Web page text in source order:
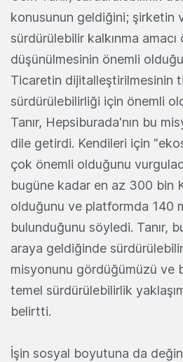
konusunun geldiğini; şirketin
sürdürülebilir kalkınma
düşünülmesinin önemli
Ticaretin dijitalleştirilmesinin
sürdürülebilirliği için önemli
Tanır, Hepsiburada'nın bu
dile getirdi. Kendileri için
çok önemli olduğunu
bugüne kadar en az 300 bin
olduğunu ve platformda 140
bulunduğunu söyledi. Tanır,
araya geldiğinde
misyonunu gördüğümüzü ve
temel sürdürülebilirlik
belirtti.
İşin sosyal boyutuna da